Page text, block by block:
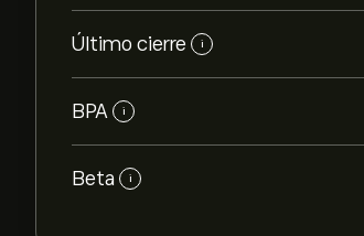
Último cierre i
BPA i
Beta i